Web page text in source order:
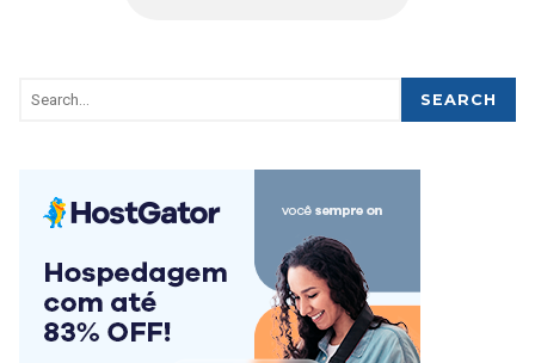
SEARCH